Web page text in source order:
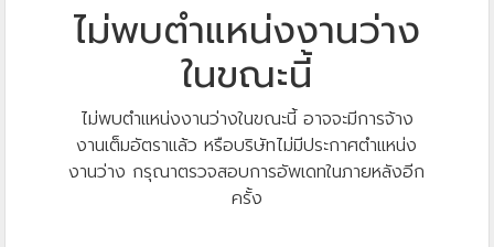
ไม่พบตำแหน่งงานว่าง
ในขณะนี้
ไม่พบตำแหน่งงานว่างในขณะนี้ อาจจะมีการจ้าง
งานเต็มอัตราแล้ว หรือบริษัทไม่มีประกาศตำแหน่ง
งานว่าง กรุณาตรวจสอบการอัพเดทในภายหลังอีก
ครั้ง